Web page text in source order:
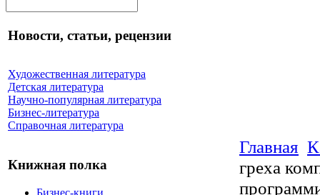
Новости, статьи, рецензии
Художественная литература
Детская литература
Научно-популярная литература
Бизнес-литература
Справочная литература
Книжная полка
Бизнес-книги
Главная
греха